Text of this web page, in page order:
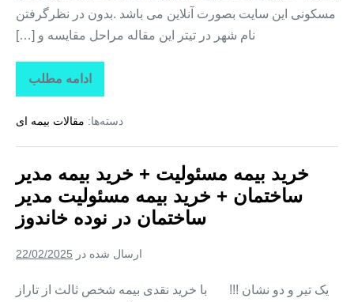
مسکونی این سایت بصورت آنلاین می باشد .بدون در نظرگرفتن
نام شهر در تیتر این مقاله مراحل مقایسه و […]
ادامه مطلب
خرید
بیمه
+
بیمه
ساختمان
خرید
بیمه
مسئولیت
ساختمان
در
برون
دسته‌ها: مقالات بیمه ای
خرید بیمه مسئولیت + خرید بیمه مدیر
ساختمان + خرید بیمه مسئولیت مدیر
ساختمان در نوده خاندوز
ارسال شده در 22/02/2025
یک تیر و دو نشان !!! با خرید نقدی بیمه شخص ثالث از تاراز